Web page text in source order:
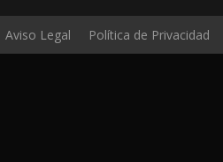
Aviso Legal Política de Privacidad